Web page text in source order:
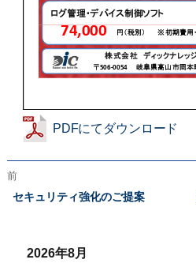
PDFにてダウンロード
前
前
セキュリティ強化のご提案
2026年8月